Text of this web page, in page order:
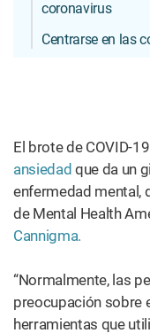
coronavirus
Centrarse en las
El brote de COVID-
ansiedad que da un
enfermedad mental,
de Mental Health
Cannigma.
“Normalmente, las
preocupación sobre
herramientas que